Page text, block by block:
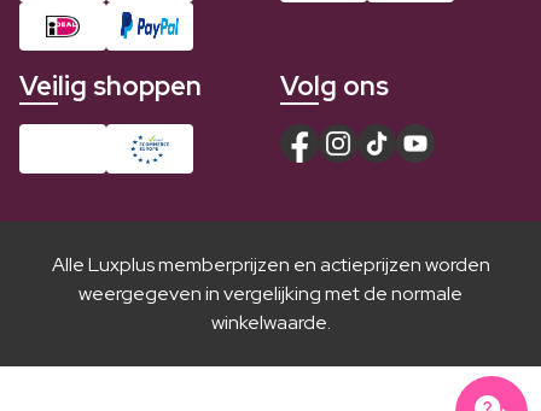
Veilig shoppen Volg ons
Alle Luxplus memberprijzen en actieprijzen worden
weergegeven in vergelijking met de normale
winkelwaarde.